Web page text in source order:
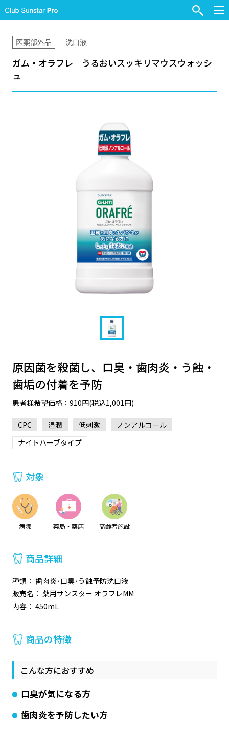
医薬部外品 洗口液
ガム・オラフレ うるおいスッキリマウスウォッシ
ュ
原因菌を殺菌し、口臭・歯肉炎・う蝕・
歯垢の付着を予防
患者様希望価格：910円(税込1,001円)
CPC 湿潤 低刺激
ノンアルコール
ナイトハーブタイプ
対象
病院 薬局・薬店 高齢者施設
商品詳細
種類： 歯肉炎･口臭･う蝕予防洗口液
販売名： 薬用サンスター オラフレMM
内容： 450mL
商品の特徴
こんな方におすすめ
口臭が気になる方
歯肉炎を予防したい方